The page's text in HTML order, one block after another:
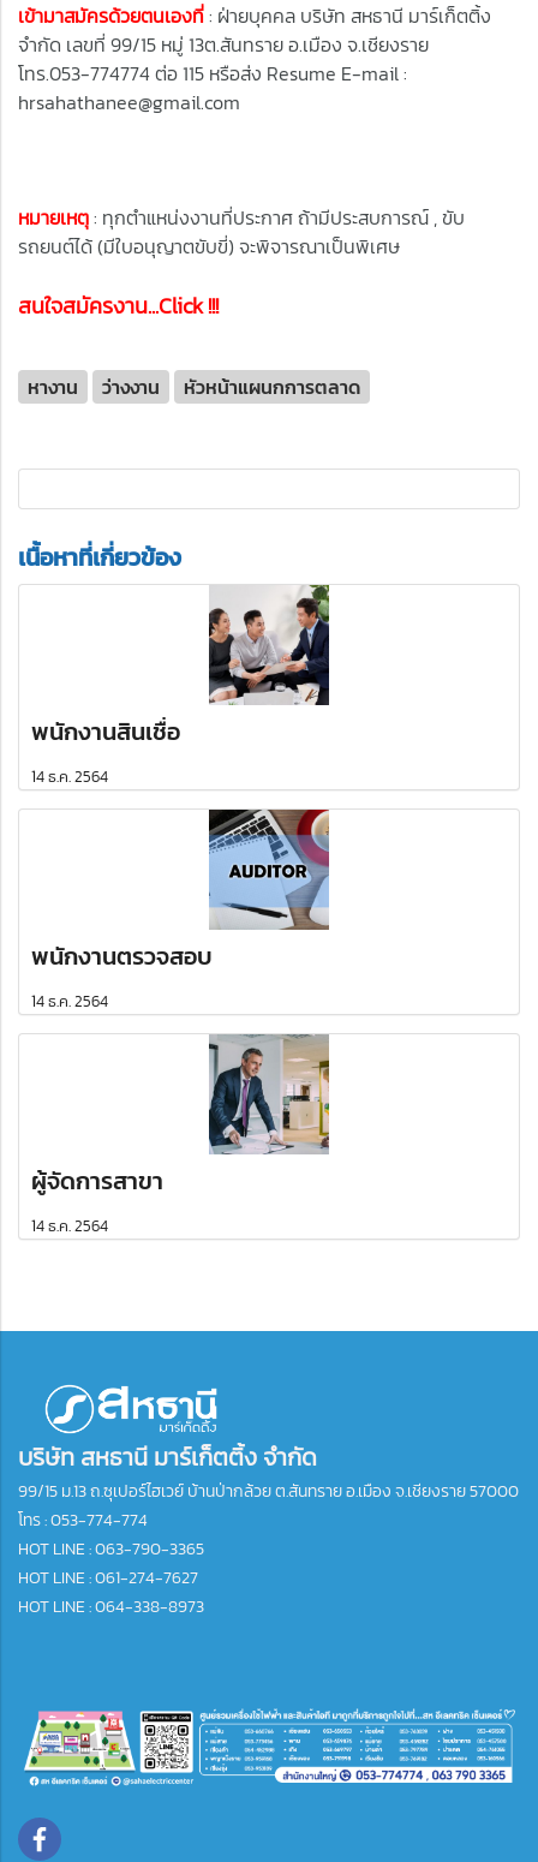
เข้ามาสมัครด้วยตนเองที่: ฝ่ายบุคคล บริษัท สหธานี มาร์เก็ตติ้ง
จำกัด เลขที่ 99/15 หมู่ 13ต.สันทราย อ.เมือง จ.เชียงราย
โทร.053-774774 ต่อ 115 หรือส่ง Resume E-mail :
hrsahathanee@gmail.com
หมายเหตุ: ทุกตำแหน่งงานที่ประกาศ ถ้ามีประสบการณ์ , ขับ
รถยนต์ได้ (มีใบอนุญาตขับขี่) จะพิจารณาเป็นพิเศษ
สนใจสมัครงาน...Click !!!
หางาน ว่างงาน หัวหน้าแผนกการตลาด
เนื้อหาที่เกี่ยวข้อง
พนักงานสินเชื่อ
14 ธ.ค. 2564
พนักงานตรวจสอบ
14 ธ.ค. 2564
ผู้จัดการสาขา
14 ธ.ค. 2564
บริษัท สหธานี มาร์เก็ตติ้ง จำกัด
99/15 ม.13 ถ.ซุเปอร์ไฮเวย์ บ้านป่ากล้วย ต.สันทราย อ.เมือง จ.เชียงราย 57000
โทร :053-774-774
HOT LINE : 063-790-3365
HOT LINE : 061-274-7627
HOT LINE : 064-338-8973